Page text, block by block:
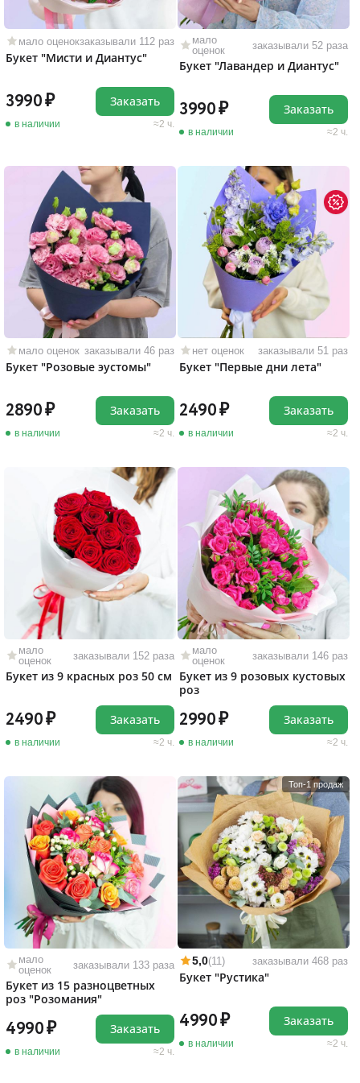
мало оценокзаказывали 112 раз
Букет "Мисти и Диантус"
3990
в наличии 2 ч.
Заказать
мало
оценок
заказывали 52 раза
Букет "Лавандер и Диантус"
3990
в наличии 2 ч.
Заказать
мало оценок заказывали 46 раз
Букет "Розовые эустомы"
2890
в наличии 2 ч.
Заказать
нет оценок заказывали 51 раз
Букет "Первые дни лета"
2490
в наличии 2 ч.
Заказать
мало
оценок
заказывали 152 раза
Букет из 9 красных роз 50 см
2490
в наличии 2 ч.
Заказать
мало
оценок
заказывали 146 раз
Букет из 9 розовых кустовых
роз
2990
в наличии 2 ч.
Заказать
мало
оценок
заказывали 133 раза
Букет из 15 разноцветных
роз "Розомания"
4990
в наличии 2 ч.
Заказать
Топ-1 продаж
5,0(11) заказывали 468 раз
Букет "Рустика"
4990
в наличии 2 ч.
Заказать